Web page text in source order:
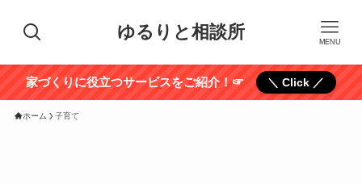
ゆるりと相談所 MENU
家づくりに役立つサービスをご紹介！☞ ＼ Click ／
ホーム 子育て